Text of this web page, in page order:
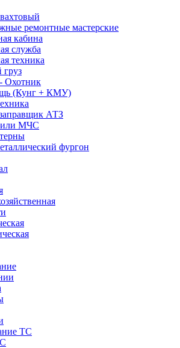
ремонтные мастерские
кабина
служба
техника
Охотник
(Кунг + КМУ)
АТЗ
МЧС
фургон
ТС